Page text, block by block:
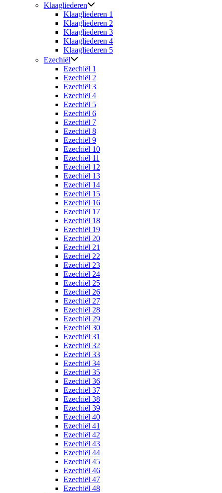
Klaagliederen
Klaagliederen 1
Klaagliederen 2
Klaagliederen 3
Klaagliederen 4
Klaagliederen 5
Ezechiël
Ezechiël 1
Ezechiël 2
Ezechiël 3
Ezechiël 4
Ezechiël 5
Ezechiël 6
Ezechiël 7
Ezechiël 8
Ezechiël 9
Ezechiël 10
Ezechiël 11
Ezechiël 12
Ezechiël 13
Ezechiël 14
Ezechiël 15
Ezechiël 16
Ezechiël 17
Ezechiël 18
Ezechiël 19
Ezechiël 20
Ezechiël 21
Ezechiël 22
Ezechiël 23
Ezechiël 24
Ezechiël 25
Ezechiël 26
Ezechiël 27
Ezechiël 28
Ezechiël 29
Ezechiël 30
Ezechiël 31
Ezechiël 32
Ezechiël 33
Ezechiël 34
Ezechiël 35
Ezechiël 36
Ezechiël 37
Ezechiël 38
Ezechiël 39
Ezechiël 40
Ezechiël 41
Ezechiël 42
Ezechiël 43
Ezechiël 44
Ezechiël 45
Ezechiël 46
Ezechiël 47
Ezechiël 48